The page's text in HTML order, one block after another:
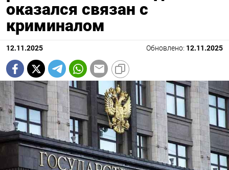
оказался связан с
криминалом
12.11.2025 Обновлено: 12.11.2025